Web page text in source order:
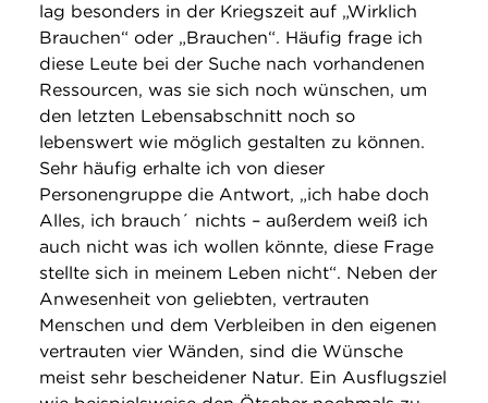
lag besonders in der Kriegszeit auf „Wirklich
Brauchen“ oder „Brauchen“. Häufig frage ich
diese Leute bei der Suche nach vorhandenen
Ressourcen, was sie sich noch wünschen, um
den letzten Lebensabschnitt noch so
lebenswert wie möglich gestalten zu können.
Sehr häufig erhalte ich von dieser
Personengruppe die Antwort, „ich habe doch
Alles, ich brauch´ nichts – außerdem weiß ich
auch nicht was ich wollen könnte, diese Frage
stellte sich in meinem Leben nicht“. Neben der
Anwesenheit von geliebten, vertrauten
Menschen und dem Verbleiben in den eigenen
vertrauten vier Wänden, sind die Wünsche
meist sehr bescheidener Natur. Ein Ausflugsziel